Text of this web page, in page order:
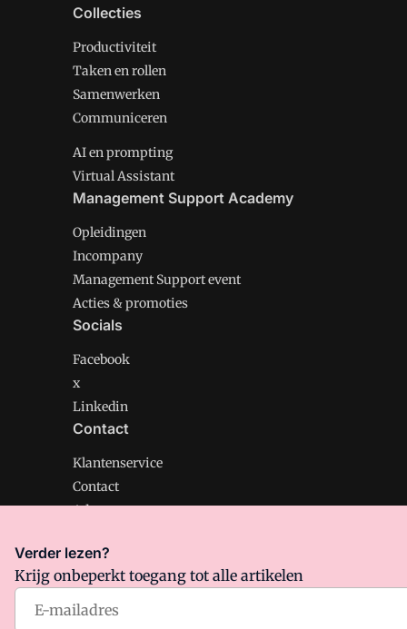
Collecties
Productiviteit
Taken en rollen
Samenwerken
Communiceren
AI en prompting
Virtual Assistant
Management Support Academy
Opleidingen
Incompany
Management Support event
Acties & promoties
Socials
Facebook
x
Linkedin
Contact
Klantenservice
Contact
Adverteren
Management Support is onderdeel van VMN media.
Algemene Voorwaarden
Verder lezen?
Krijg onbeperkt toegang tot alle artikelen